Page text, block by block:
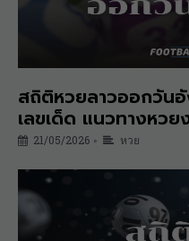
สถิติหวยลาวออกวัน
เลขเด็ด แนวทางหวย
21/05/2026 • หวย